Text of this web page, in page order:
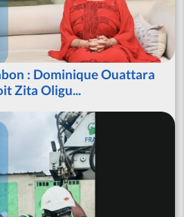
: Dominique Ouattara
Zita Oligu...